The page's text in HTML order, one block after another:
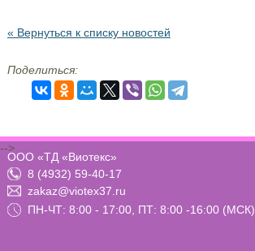
« Вернуться к списку новостей
Поделиться:
ООО «ТД «Виотекс»
8 (4932) 59-40-17
zakaz@viotex37.ru
ПН-ЧТ: 8:00 - 17:00, ПТ: 8:00 -16:00 (МСК)
-->